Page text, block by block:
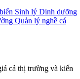
Sinh lý Dinh dưỡng
Quản lý nghề cá
cả thị trường và kiến